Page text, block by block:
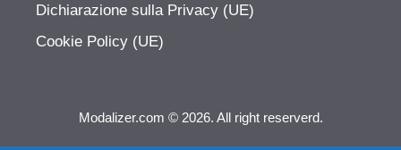
Dichiarazione sulla Privacy (UE)
Cookie Policy (UE)
Modalizer.com © 2026. All right reserverd.